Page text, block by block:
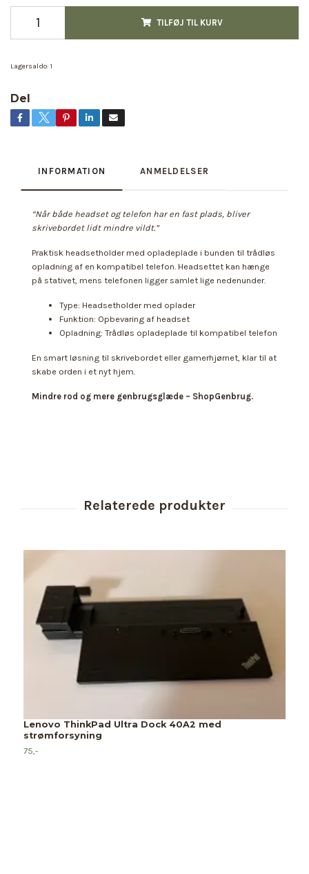
TILFØJ TIL KURV
Lagersaldo: 1
Del
INFORMATION ANMELDELSER
“Når både headset og telefon har en fast plads, bliver
skrivebordet lidt mindre vildt.”
Praktisk headsetholder med opladeplade i bunden til trådløs
opladning af en kompatibel telefon. Headsettet kan hænge
på stativet, mens telefonen ligger samlet lige nedenunder.
Type: Headsetholder med oplader
Funktion: Opbevaring af headset
Opladning: Trådløs opladeplade til kompatibel telefon
En smart løsning til skrivebordet eller gamerhjørnet, klar til at
skabe orden i et nyt hjem.
Mindre rod og mere genbrugsglæde – ShopGenbrug.
Lenovo ThinkPad Ultra Dock 40A2 med
strømforsyning
75,-